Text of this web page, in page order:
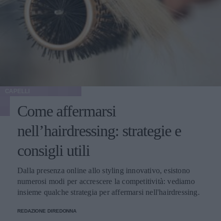
Come affermarsi
nell’hairdressing: strategie e
consigli utili
Dalla presenza online allo styling innovativo, esistono
numerosi modi per accrescere la competitività: vediamo
insieme qualche strategia per affermarsi nell'hairdressing.
REDAZIONE DIREDONNA